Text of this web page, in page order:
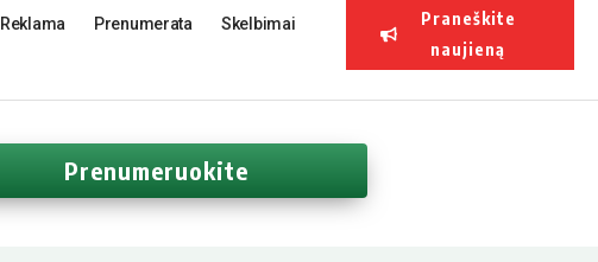
Reklama Prenumerata Skelbimai
Praneškite
naujieną
Prenumeruokite